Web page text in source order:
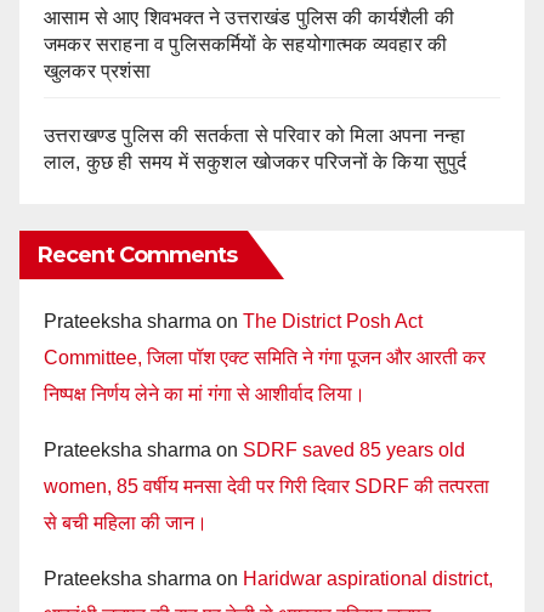
आसाम से आए शिवभक्त ने उत्तराखंड पुलिस की कार्यशैली की
जमकर सराहना व पुलिसकर्मियों के सहयोगात्मक व्यवहार की
खुलकर प्रशंसा
उत्तराखण्ड पुलिस की सतर्कता से परिवार को मिला अपना नन्हा
लाल, कुछ ही समय में सकुशल खोजकर परिजनों के किया सुपुर्द
Recent Comments
Prateeksha sharma on The District Posh Act
Committee, जिला पॉश एक्ट समिति ने गंगा पूजन और आरती कर
निष्पक्ष निर्णय लेने का मां गंगा से आशीर्वाद लिया।
Prateeksha sharma on SDRF saved 85 years old
women, 85 वर्षीय मनसा देवी पर गिरी दिवार SDRF की तत्परता
से बची महिला की जान।
Prateeksha sharma on Haridwar aspirational district,